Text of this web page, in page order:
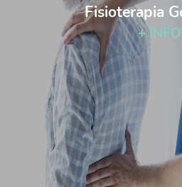
Fisioterapia
+ INFO